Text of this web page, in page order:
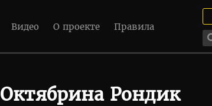
Видео О проекте Правила
Октябрина Рондик